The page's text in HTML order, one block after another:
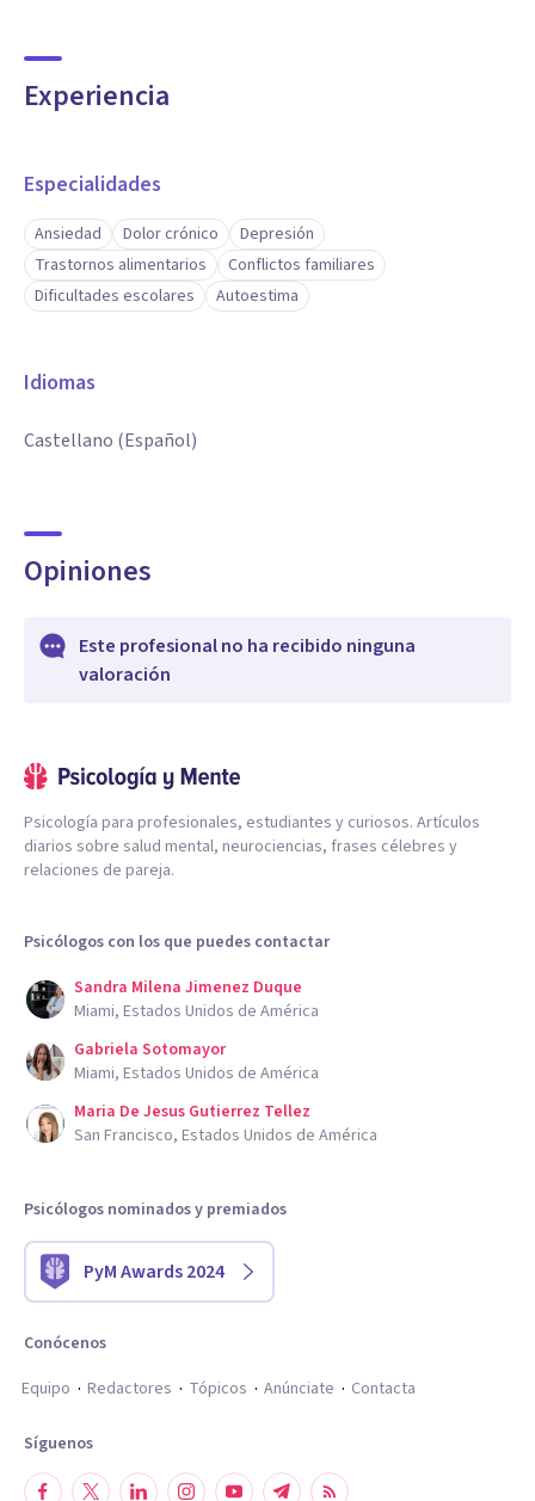
Experiencia
Especialidades
Ansiedad Dolor crónico
Depresión
Trastornos alimentarios
Conflictos familiares
Dificultades escolares
Autoestima
Idiomas
Castellano (Español)
Opiniones
Este profesional no ha recibido ninguna
valoración
Psicología para profesionales, estudiantes y curiosos. Artículos
diarios sobre salud mental, neurociencias, frases célebres y
relaciones de pareja.
Psicólogos con los que puedes contactar
Sandra Milena Jimenez Duque
Miami, Estados Unidos de América
Gabriela Sotomayor
Miami, Estados Unidos de América
Maria De Jesus Gutierrez Tellez
San Francisco, Estados Unidos de América
Psicólogos nominados y premiados
PyM Awards 2024
Conócenos
Equipo
Redactores Tópicos Anúnciate Contacta
Síguenos